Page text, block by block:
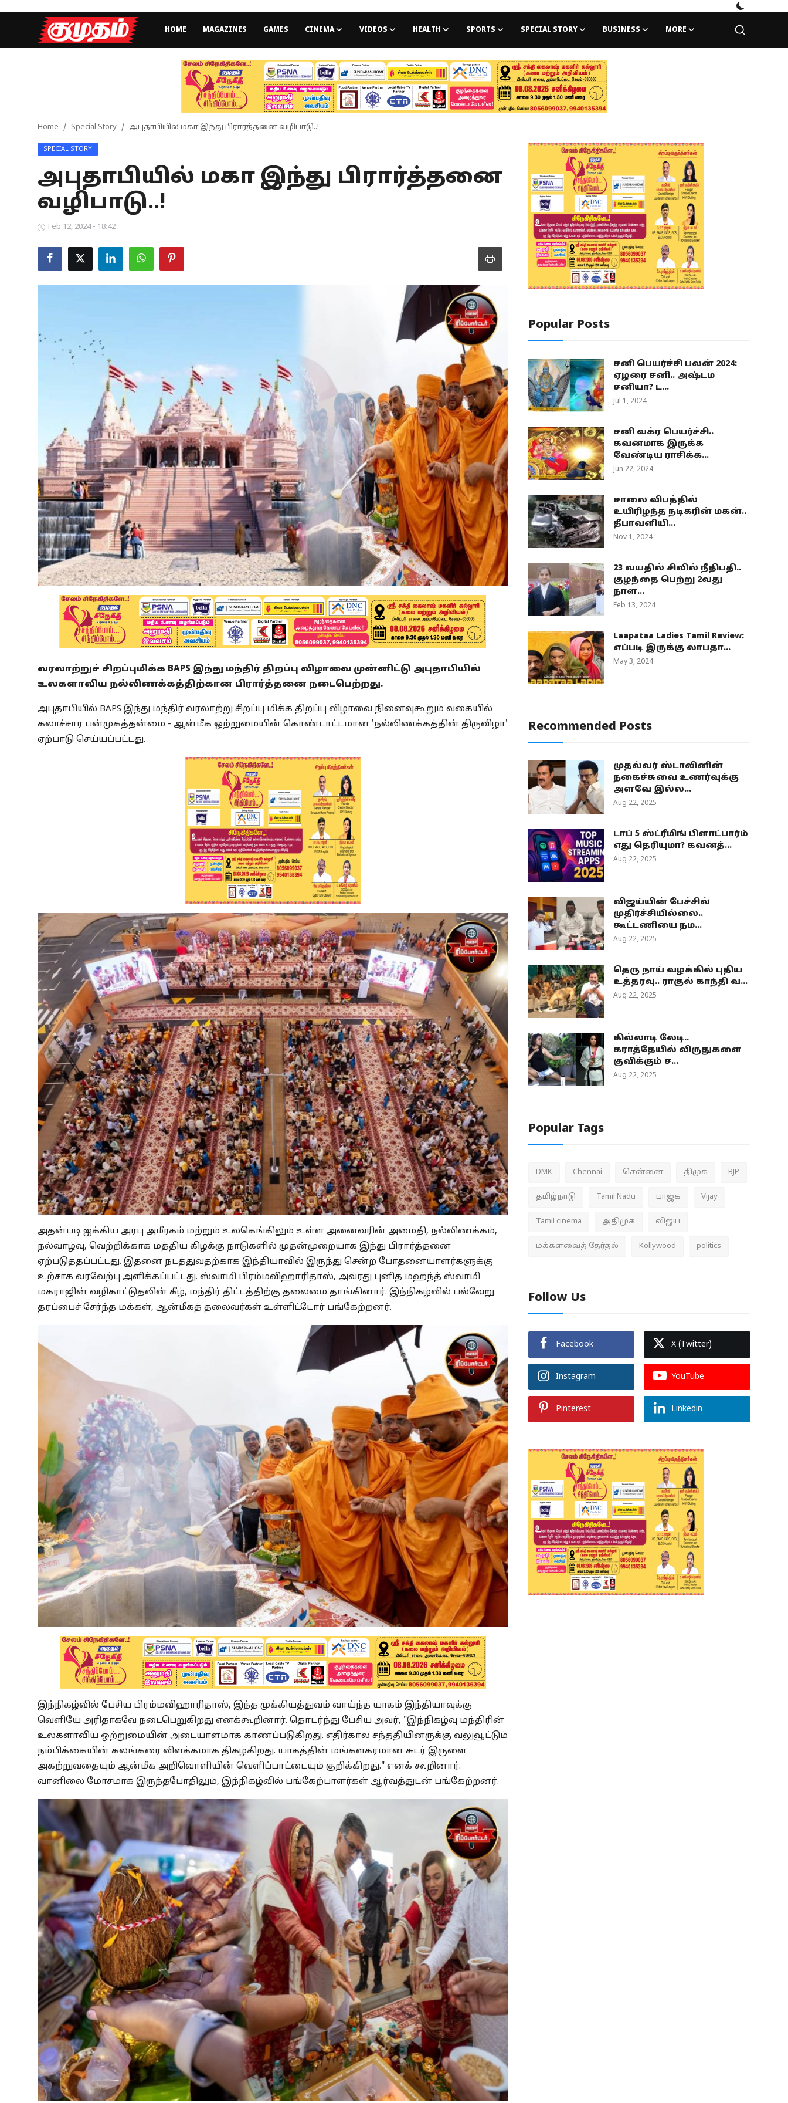
HOME MAGAZINES GAMES CINEMA VIDEOS HEALTH SPORTS SPECIAL STORY BUSINESS MORE
Games
Health
Special Story
Tamilnadu
Spirituality
Weather
Politics
Home Special Story அபுதாபியில் மகா இந்து பிரார்த்தனை வழிபாடு..!
SPECIAL STORY
அபுதாபியில் மகா இந்து பிரார்த்தனை
வழிபாடு..!
Feb 12, 2024 - 18:42
வரலாற்றுச் சிறப்புமிக்க BAPS இந்து மந்திர் திறப்பு விழாவை முன்னிட்டு அபுதாபியில்
உலகளாவிய நல்லிணக்கத்திற்கான பிரார்த்தனை நடைபெற்றது.
அபுதாபியில் BAPS இந்து மந்திர் வரலாற்று சிறப்பு மிக்க திறப்பு விழாவை நினைவுகூறும் வகையில்
கலாச்சார பன்முகத்தன்மை - ஆன்மீக ஒற்றுமையின் கொண்டாட்டமான 'நல்லிணக்கத்தின் திருவிழா'
ஏற்பாடு செய்யப்பட்டது.
அதன்படி ஐக்கிய அரபு அமீரகம் மற்றும் உலகெங்கிலும் உள்ள அனைவரின் அமைதி, நல்லிணக்கம்,
நல்வாழ்வு, வெற்றிக்காக மத்திய கிழக்கு நாடுகளில் முதன்முறையாக இந்து பிரார்த்தனை
ஏற்படுத்தப்பட்டது. இதனை நடத்துவதற்காக இந்தியாவில் இருந்து சென்ற போதனையாளர்களுக்கு
உற்சாக வரவேற்பு அளிக்கப்பட்டது. ஸ்வாமி பிரம்மவிஹாரிதாஸ், அவரது புனித மஹந்த் ஸ்வாமி
மகராஜின் வழிகாட்டுதலின் கீழ், மந்திர் திட்டத்திற்கு தலைமை தாங்கினார். இந்நிகழ்வில் பல்வேறு
தரப்பைச் சேர்ந்த மக்கள், ஆன்மீகத் தலைவர்கள் உள்ளிட்டோர் பங்கேற்றனர்.
இந்நிகழ்வில் பேசிய பிரம்மவிஹாரிதாஸ், இந்த முக்கியத்துவம் வாய்ந்த யாகம் இந்தியாவுக்கு
வெளியே அரிதாகவே நடைபெறுகிறது எனக்கூறினார். தொடர்ந்து பேசிய அவர், "இந்நிகழ்வு மந்திரின்
உலகளாவிய ஒற்றுமையின் அடையாளமாக காணப்படுகிறது. எதிர்கால சந்ததியினருக்கு வலுவூட்டும்
நம்பிக்கையின் கலங்கரை விளக்கமாக திகழ்கிறது. யாகத்தின் மங்களகரமான சுடர் இருளை
அகற்றுவதையும் ஆன்மீக அறிவொளியின் வெளிப்பாட்டையும் குறிக்கிறது." எனக் கூறினார்.
வானிலை மோசமாக இருந்தபோதிலும், இந்நிகழ்வில் பங்கேற்பாளர்கள் ஆர்வத்துடன் பங்கேற்றனர்.
Popular Posts
சனி பெயர்ச்சி பலன் 2024:
ஏழரை சனி.. அஷ்டம
சனியா? ட...
Jul 1, 2024
சனி வக்ர பெயர்ச்சி..
கவனமாக இருக்க
வேண்டிய ராசிக்க...
Jun 22, 2024
சாலை விபத்தில்
உயிரிழந்த நடிகரின் மகன்..
தீபாவளியி...
Nov 1, 2024
23 வயதில் சிவில் நீதிபதி..
குழந்தை பெற்று 2வது
நாள...
Feb 13, 2024
Laapataa Ladies Tamil Review:
எப்படி இருக்கு லாபதா...
May 3, 2024
Recommended Posts
முதல்வர் ஸ்டாலினின்
நகைச்சுவை உணர்வுக்கு
அளவே இல்ல...
Aug 22, 2025
டாப் 5 ஸ்ட்ரீமிங் பிளாட்பார்ம்
எது தெரியுமா? கவனத்...
Aug 22, 2025
விஜய்யின் பேச்சில்
முதிர்ச்சியில்லை..
கூட்டணியை நம...
Aug 22, 2025
தெரு நாய் வழக்கில் புதிய
உத்தரவு.. ராகுல் காந்தி வ...
Aug 22, 2025
கில்லாடி லேடி..
கராத்தேயில் விருதுகளை
குவிக்கும் ச...
Aug 22, 2025
Popular Tags
DMK Chennai சென்னை திமுக BJP
தமிழ்நாடு Tamil Nadu பாஜக Vijay
Tamil cinema அதிமுக விஜய்
மக்களவைத் தேர்தல் Kollywood politics
Follow Us
Facebook X (Twitter)
Instagram YouTube
Pinterest Linkedin